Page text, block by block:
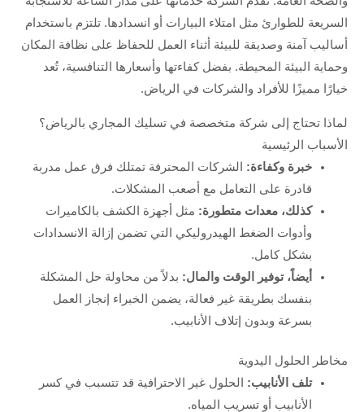
السريعة للطوارئ مثل امتلاء البيارات أو انسدادها. تلتزم باستخدام
أساليب آمنة وصديقة للبيئة أثناء العمل للحفاظ على نظافة المكان
وحماية البيئة المحيطة. بفضل كفاءتها وأسعارها التنافسية، تُعد
خيارًا مميزًا للأفراد والشركات في الرياض.
لماذا تحتاج إلى شركة متخصصة في تسليك المجاري بالرياض؟
الأسباب الرئيسية
خبرة وكفاءة: الشركات المحترفة تمتلك فرق عمل مدربة
قادرة على التعامل مع أصعب المشكلات.
كذلك، معدات متطورة: مثل أجهزة الكشف بالكاميرات
وأدوات الضغط الهيدروليكي التي تضمن إزالة الانسدادات
بشكل كامل.
أيضاً، توفير الوقت والمال: بدلاً من محاولة حل المشكلة
بنفسك بطريقة غير فعالة، يضمن الخبراء إنجاز العمل
بسرعة وبدون إتلاف الأنابيب.
مخاطر الحلول اليدوية
تلف الأنابيب: الحلول غير الاحترافية قد تتسبب في كسر
الأنابيب أو تسريب المياه.